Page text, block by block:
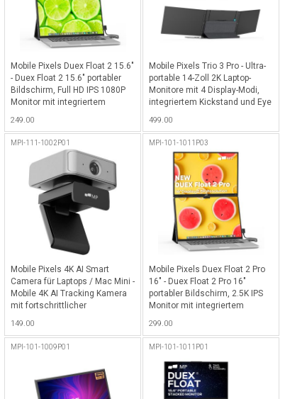
Mobile Pixels Duex Float 2 15.6"
- Duex Float 2 15.6" portabler
Bildschirm, Full HD IPS 1080P
Monitor mit integriertem
Windows/Mac/iOS/Switch/DeX
249.00
Mobile Pixels Trio 3 Pro - Ultra-
portable 14-Zoll 2K Laptop-
Monitore mit 4 Display-Modi,
integriertem Kickstand und Eye
499.00
MPI-111-1002P01
Mobile Pixels 4K AI Smart
Camera für Laptops / Mac Mini -
Mobile 4K AI Tracking Kamera
mit fortschrittlicher
Bildkomposition, integrierter
Schwarz
149.00
MPI-101-1011P03
Mobile Pixels Duex Float 2 Pro
16" - Duex Float 2 Pro 16"
portabler Bildschirm, 2.5K IPS
Monitor mit integriertem
Windows/Mac/iOS/Switch/DeX
299.00
MPI-101-1009P01 MPI-101-1011P01